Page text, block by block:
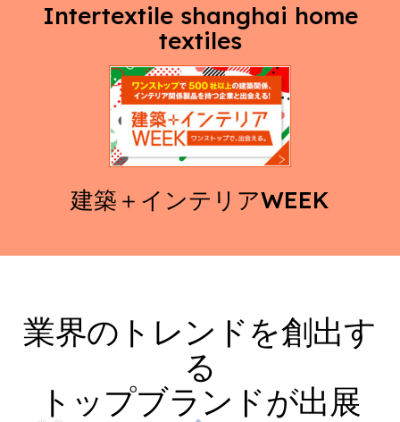
Intertextile shanghai home
textiles
建築＋インテリアWEEK
業界のトレンドを創出す
る
トップブランドが出展